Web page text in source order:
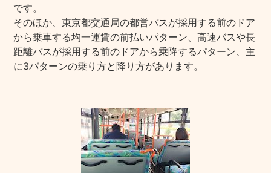
です。
そのほか、東京都交通局の都営バスが採用する前のドア
から乗車する均一運賃の前払いパターン、高速バスや長
距離バスが採用する前のドアから乗降するパターン、主
に3パターンの乗り方と降り方があります。